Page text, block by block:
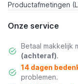
Productafmetingen
Onze service
Betaal makkelijk
(achteraf).
14 dagen
problemen.